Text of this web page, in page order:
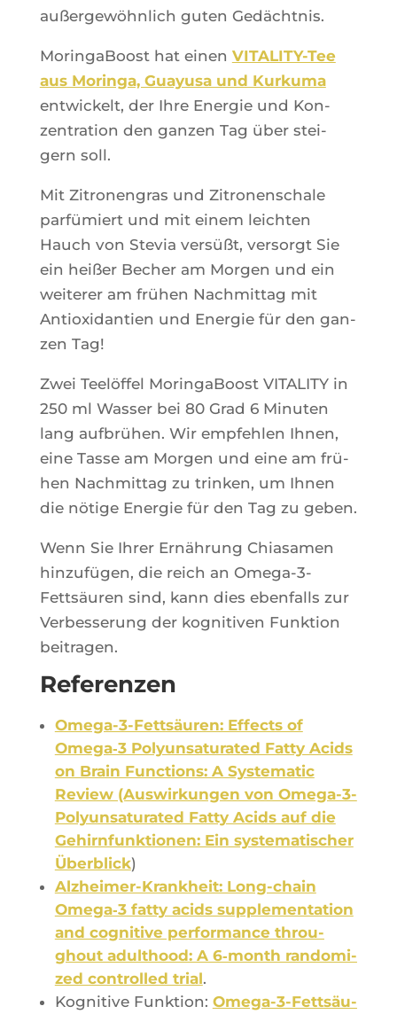
außer­gewöhn­lich guten Gedächtnis.
Morin­ga­Boost hat einen VITA­LI­TY-Tee
aus Morin­ga, Guayu­sa und Kur­ku­ma
ent­wi­ckelt, der Ihre Ener­gie und Kon­
zen­tra­tion den gan­zen Tag über stei­
gern soll.
Mit Zitro­nen­gras und Zitro­nen­schale
parfü­miert und mit einem leich­ten
Hauch von Ste­via versüßt, ver­sorgt Sie
ein heißer Becher am Mor­gen und ein
wei­te­rer am frü­hen Nach­mit­tag mit
Antioxi­dan­tien und Ener­gie für den gan­
zen Tag!
Zwei Teelöf­fel Morin­ga­Boost VITALITY in
250 ml Was­ser bei 80 Grad 6 Minu­ten
lang auf­brü­hen. Wir emp­feh­len Ihnen,
eine Tasse am Mor­gen und eine am frü­
hen Nach­mit­tag zu trin­ken, um Ihnen
die nötige Ener­gie für den Tag zu geben.
Wenn Sie Ihrer Ernäh­rung Chia­sa­men
hin­zufü­gen, die reich an Ome­ga-3-
Fettsäu­ren sind, kann dies eben­falls zur
Ver­bes­se­rung der kogni­ti­ven Funk­tion
beitragen.
Referenzen
Ome­ga-3-Fettsäu­ren: Effects of
Omega‑3 Poly­un­sa­tu­ra­ted Fat­ty Acids
on Brain Func­tions: A Sys­te­ma­tic
Review (Aus­wir­kun­gen von Ome­ga-3-
Poly­un­sa­tu­ra­ted Fat­ty Acids auf die
Gehirn­funk­tio­nen: Ein sys­te­ma­ti­scher
Über­blick)
Alz­hei­mer-Kran­kheit: Long-chain
Omega‑3 fat­ty acids sup­ple­men­ta­tion
and cog­ni­tive per­for­mance throu­
ghout adul­thood: A 6‑month ran­do­mi­
zed control­led trial.
Kogni­tive Funk­tion: Ome­ga-3-Fettsäu­